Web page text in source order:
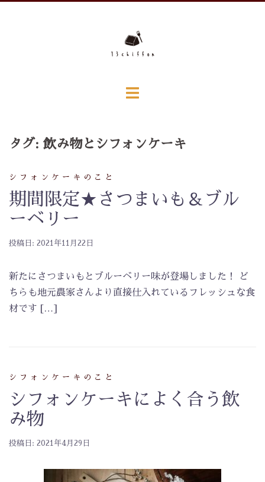
タグ: 飲み物とシフォンケーキ
シフォンケーキのこと
期間限定★さつまいも＆ブル
ーベリー
投稿日: 2021年11月22日
新たにさつまいもとブルーベリー味が登場しました！ ど
ちらも地元農家さんより直接仕入れているフレッシュな食
材です […]
シフォンケーキのこと
シフォンケーキによく合う飲
み物
投稿日: 2021年4月29日